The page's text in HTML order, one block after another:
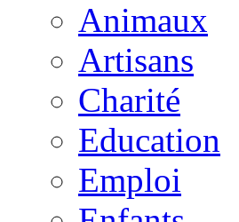
Animaux
Artisans
Charité
Education
Emploi